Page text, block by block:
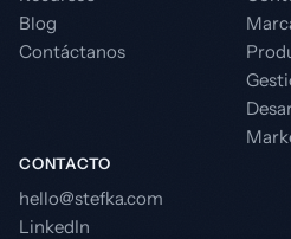
Blog
Contáctanos
CONTACTO
hello@stefka.com
LinkedIn